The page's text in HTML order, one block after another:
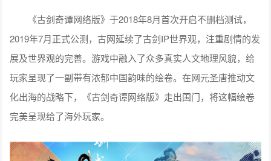
《古剑奇谭网络版》于2018年8月首次开启不删档测试，
2019年7月正式公测，古网延续了古剑IP世界观，注重剧情的发
展及世界观的完善。游戏中融入了众多真实人文地理风貌，给
玩家呈现了一副带有浓郁中国韵味的绘卷。在网元圣唐推动文
化出海的战略下，《古剑奇谭网络版》走出国门，将这幅绘卷
完美呈现给了海外玩家。